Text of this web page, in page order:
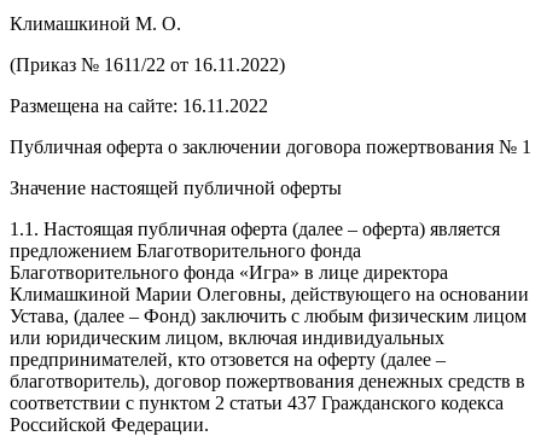
Климашкиной М. О.
(Приказ № 1611/22 от 16.11.2022)
Размещена на сайте: 16.11.2022
Публичная оферта о заключении договора пожертвования № 1
Значение настоящей публичной оферты
1.1. Настоящая публичная оферта (далее – оферта) является
предложением Благотворительного фонда
Благотворительного фонда «Игра» в лице директора
Климашкиной Марии Олеговны, действующего на основании
Устава, (далее – Фонд) заключить с любым физическим лицом
или юридическим лицом, включая индивидуальных
предпринимателей, кто отзовется на оферту (далее –
благотворитель), договор пожертвования денежных средств в
соответствии с пунктом 2 статьи 437 Гражданского кодекса
Российской Федерации.